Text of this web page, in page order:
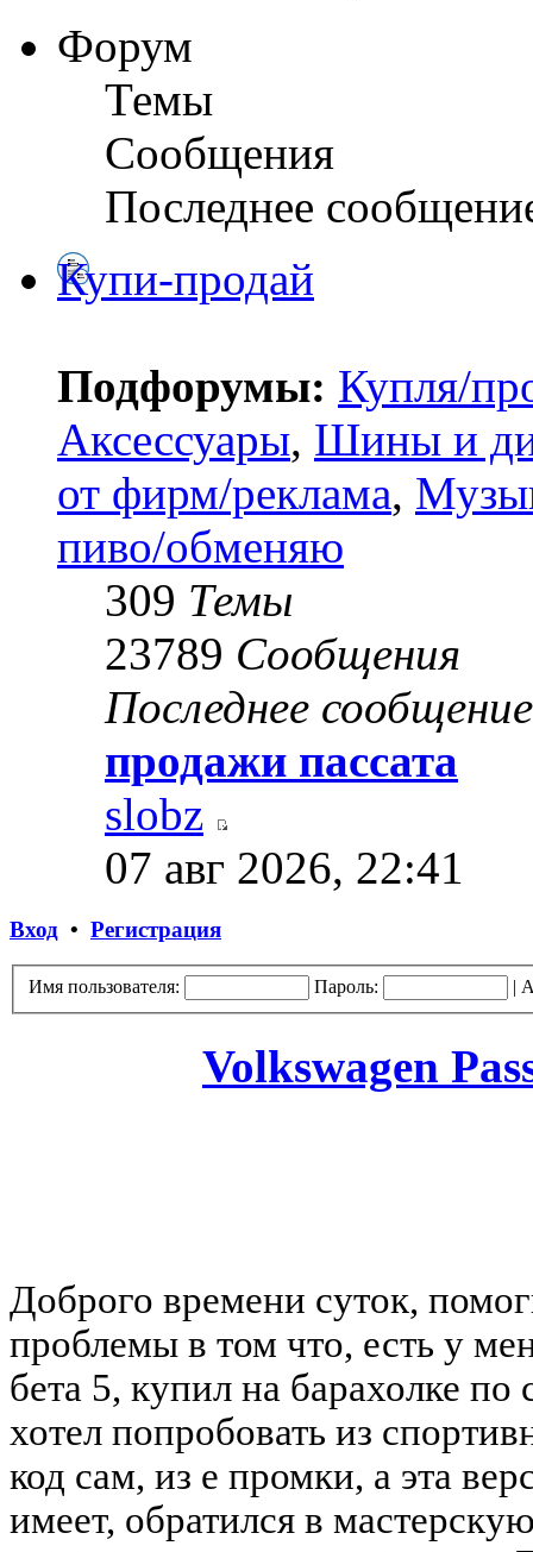
Форум
Темы
Сообщения
Последнее
Купи-продай
Подфорумы: Купля/
Аксессуары, Шины и
от фирм/реклама,
пиво/обменяю
309 Темы
23789 Сообщения
Последнее сообщение
продажи пассата
slobz
07 авг 2026, 22:41
Вход • Регистрация
Имя пользователя: Пароль: |
Volkswagen
Доброго времени суток,
проблемы в том что, есть у
бета 5, купил на барахолке
хотел попробовать из
код сам, из е промки, а эта
имеет, обратился в